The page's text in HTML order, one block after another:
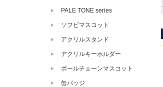
PALE TONE series
ソフビマスコット
アクリルスタンド
アクリルキーホルダー
ボールチェーンマスコット
缶バッジ